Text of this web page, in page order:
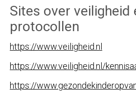
Sites over veiligheid
protocollen
https://www.veiligheid.nl
https://www.veiligheid.nl/
https://